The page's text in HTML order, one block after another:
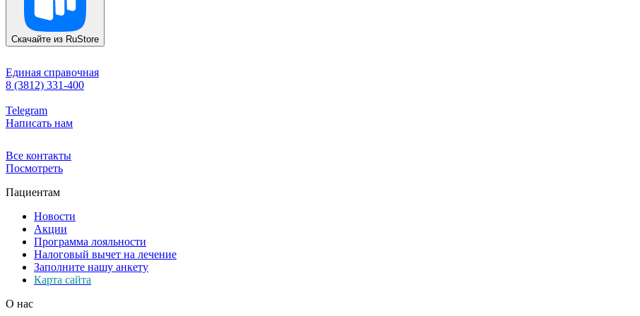
Скачайте из RuStore
Единая справочная
8 (3812) 331-400
Telegram
Написать нам
Все контакты
Посмотреть
Пациентам
Новости
Акции
Программа лояльности
Налоговый вычет на лечение
Заполните нашу анкету
Карта сайта
О нас